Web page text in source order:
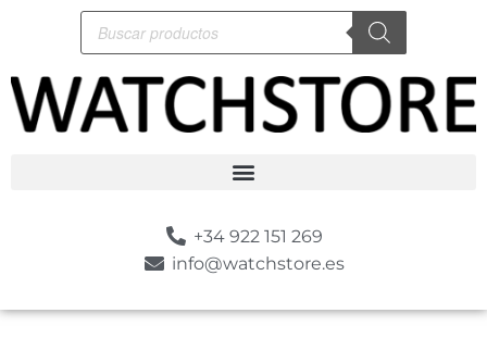
+34 922 151 269
info@watchstore.es